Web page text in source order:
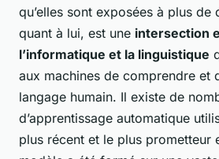
qu’elles sont exposées à plus de
quant à lui, est une intersection
l’informatique et la linguistique
aux machines de comprendre et
langage humain. Il existe de
d’apprentissage automatique
plus récent et le plus prometteur